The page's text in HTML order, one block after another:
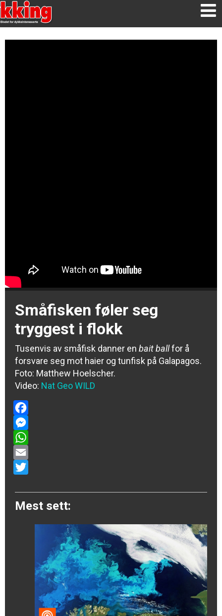
Småfisken føler seg
tryggest i flokk
Tusenvis av småfisk danner en bait ballfor å
forsvare seg mot haier og tunfisk på Galapagos.
Foto: Matthew Hoelscher.
Video: Nat Geo WILD
Facebook
Messenger
WhatsApp
Email
Mest sett: